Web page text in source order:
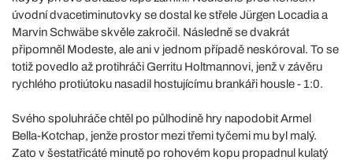
úvodní dvacetiminutovky se dostal ke střele Jürgen Locadia a
Marvin Schwäbe skvěle zakročil. Následně se dvakrát
připomněl Modeste, ale ani v jednom případě neskóroval. To se
totiž povedlo až protihráči Gerritu Holtmannovi, jenž v závěru
rychlého protiútoku nasadil hostujícímu brankáři housle - 1:0.
Svého spoluhráče chtěl po půlhodině hry napodobit Armel
Bella-Kotchap, jenže prostor mezi třemi tyčemi mu byl malý.
Zato v šestatřicáté minutě po rohovém kopu propadnul kulatý